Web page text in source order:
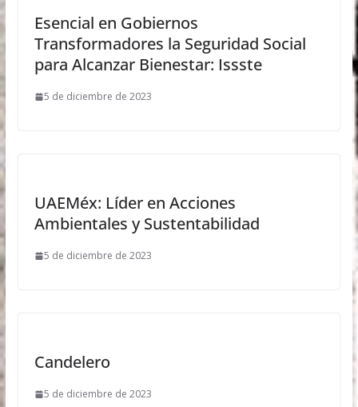
Esencial en Gobiernos
Transformadores la Seguridad Social
para Alcanzar Bienestar: Issste
5 de diciembre de 2023
UAEMéx: Líder en Acciones
Ambientales y Sustentabilidad
5 de diciembre de 2023
Candelero
5 de diciembre de 2023